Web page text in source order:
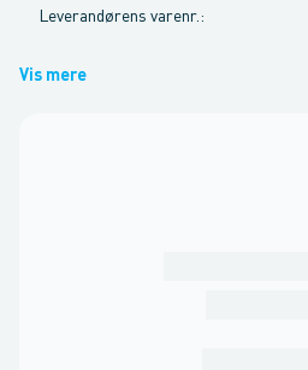
Leverandørens varenr. :
Vis mere